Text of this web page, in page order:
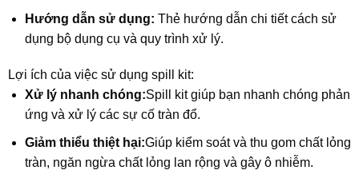
Hướng dẫn sử dụng: Thẻ hướng dẫn chi tiết cách sử
dụng bộ dụng cụ và quy trình xử lý.
Lợi ích của việc sử dụng spill kit:
Xử lý nhanh chóng:Spill kit giúp bạn nhanh chóng phản
ứng và xử lý các sự cố tràn đổ.
Giảm thiểu thiệt hại:Giúp kiểm soát và thu gom chất lỏng
tràn, ngăn ngừa chất lỏng lan rộng và gây ô nhiễm.